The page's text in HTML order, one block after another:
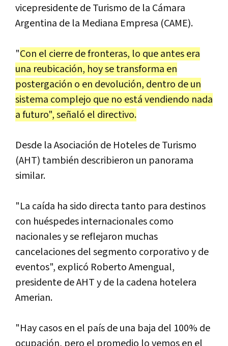
vicepresidente de Turismo de la Cámara
Argentina de la Mediana Empresa (CAME).
"Con el cierre de fronteras, lo que antes era
una reubicación, hoy se transforma en
postergación o en devolución, dentro de un
sistema complejo que no está vendiendo nada
a futuro", señaló el directivo.
Desde la Asociación de Hoteles de Turismo
(AHT) también describieron un panorama
similar.
"La caída ha sido directa tanto para destinos
con huéspedes internacionales como
nacionales y se reflejaron muchas
cancelaciones del segmento corporativo y de
eventos", explicó Roberto Amengual,
presidente de AHT y de la cadena hotelera
Amerian.
"Hay casos en el país de una baja del 100% de